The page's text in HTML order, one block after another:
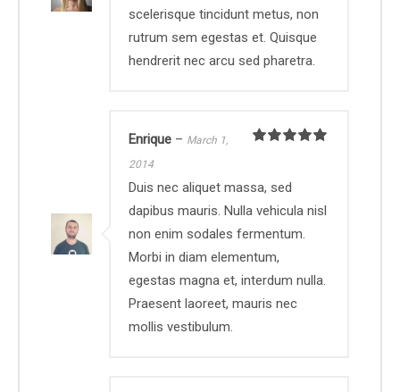
scelerisque tincidunt metus, non
rutrum sem egestas et. Quisque
hendrerit nec arcu sed pharetra.
Enrique – March 1,
2014
Duis nec aliquet massa, sed
dapibus mauris. Nulla vehicula nisl
non enim sodales fermentum.
Morbi in diam elementum,
egestas magna et, interdum nulla.
Praesent laoreet, mauris nec
mollis vestibulum.